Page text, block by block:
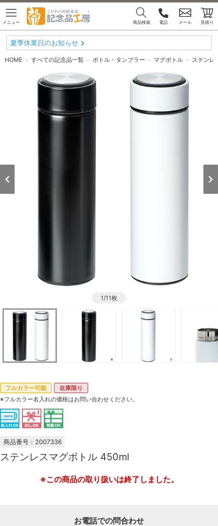
メニュー 商品検索 電話 メール 見積り
夏季休業日のお知らせ
HOME すべての記念品一覧 ボトル・タンブラー マグボトル ステンレ
1/11枚
フルカラー可能
在庫限り
※フルカラー名入れの価格はお問い合わせください。
商品番号：2007336
ステンレスマグボトル 450ml
※この商品の取り扱いは終了しました。
お電話での問合わせ